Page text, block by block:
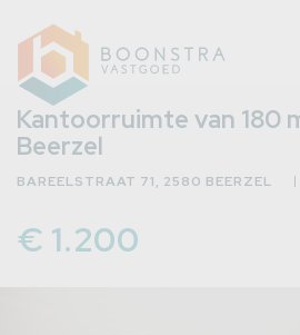
Kantoorruimte van 180
Beerzel
BAREELSTRAAT 71, 2580 BEERZEL
€ 1.200